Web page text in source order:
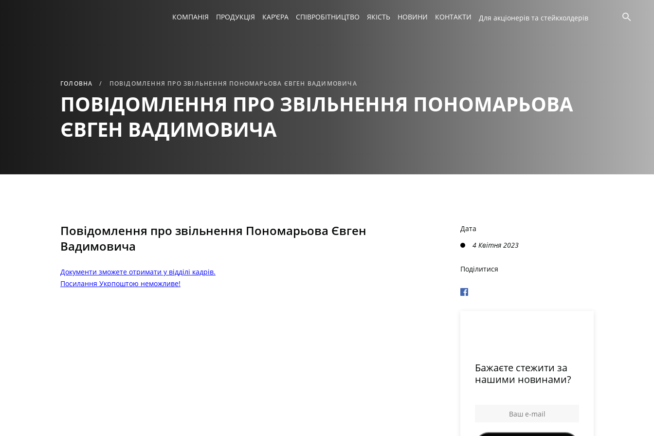
КОМПАНІЯ ПРОДУКЦІЯ КАР’ЄРА СПІВРОБІТНИЦТВО ЯКІСТЬ НОВИНИ КОНТАКТИ Для акціонерів та стейкхолдерів
ГОЛОВНА ПОВІДОМЛЕННЯ ПРО ЗВІЛЬНЕННЯ ПОНОМАРЬОВА ЄВГЕН ВАДИМОВИЧА
ПОВІДОМЛЕННЯ ПРО ЗВІЛЬНЕННЯ ПОНОМАРЬОВА
ЄВГЕН ВАДИМОВИЧА
Повідомлення про звільнення Пономарьова Євген
Вадимовича
Документи зможете отримати у відділі кадрів.
Посилання Укрпоштою неможливе!
Дата
4 Квітня 2023
Поділитися
Бажаєте стежити за
нашими новинами?